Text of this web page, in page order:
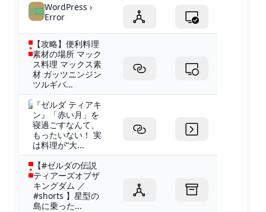
WordPress ›
Error
【攻略】便利料理
素材の場所 マック
ス料理 マックス素
材 ガッツニンジン
ツルギバ...
『ゼルダ ティアキ
ン』「赤い月」を
寝過ごすなんて、
もったいない！ 実
は料理が“大...
【#ゼルダの伝説
ティアーズオブザ
キングダム ／
#shorts 】星型の
島に乗った...